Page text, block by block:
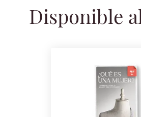
Disponible